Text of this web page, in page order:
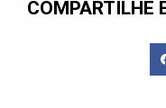
COMPARTILHE